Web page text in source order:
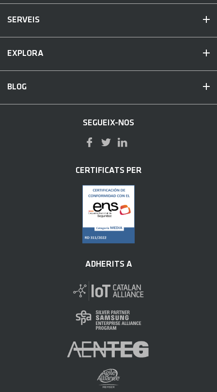
SERVEIS
EXPLORA
BLOG
SEGUEIX-NOS
CERTIFICATS PER
ADHERITS A